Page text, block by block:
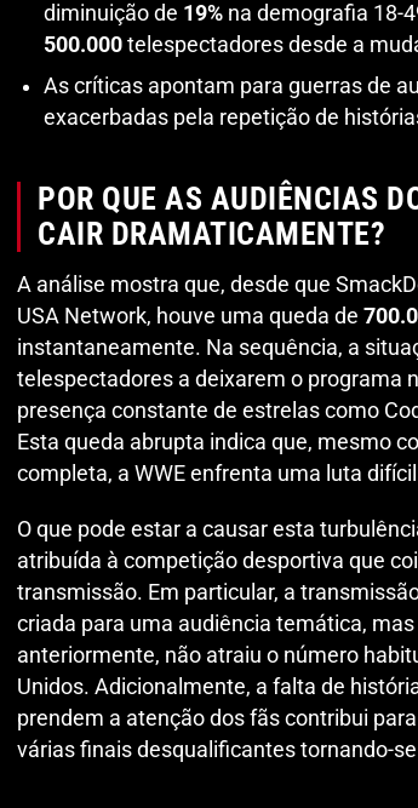
diminuição de 19% na demografia 18-
500.000 telespectadores desde a
As críticas apontam para guerras de
exacerbadas pela repetição de
POR QUE AS AUDIÊNCIAS
CAIR DRAMATICAMENTE?
A análise mostra que, desde que
USA Network, houve uma queda de
instantaneamente. Na sequência, a
telespectadores a deixarem o programa
presença constante de estrelas como
Esta queda abrupta indica que, mesmo
completa, a WWE enfrenta uma luta
O que pode estar a causar esta
atribuída à competição desportiva que
transmissão. Em particular, a
criada para uma audiência temática,
anteriormente, não atraiu o número
Unidos. Adicionalmente, a falta de
prendem a atenção dos fãs contribui
várias finais desqualificantes tornando-